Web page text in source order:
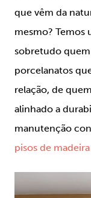
que vêm da
mesmo? Temos
sobretudo quem
porcelanatos
relação, de
alinhado a
manutenção
pisos de madeira